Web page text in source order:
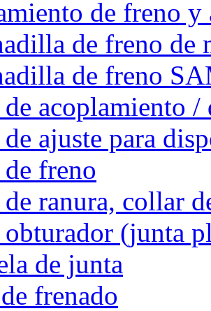
de freno y
de freno de
de freno
acoplamiento /
ajuste para
freno
ranura, collar
(junta
de junta
frenado